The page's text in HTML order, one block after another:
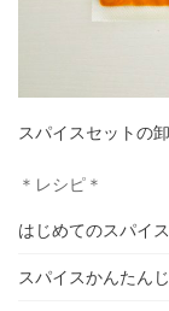
スパイスセットの
＊レシピ＊
はじめてのスパイ
スパイスかんたん